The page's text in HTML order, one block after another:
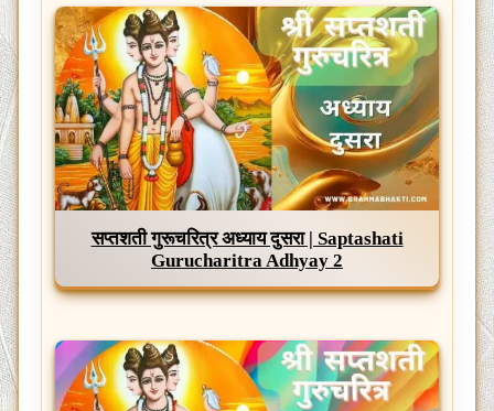
सप्तशती गुरूचरित्र अध्याय दुसरा | Saptashati
Gurucharitra Adhyay 2